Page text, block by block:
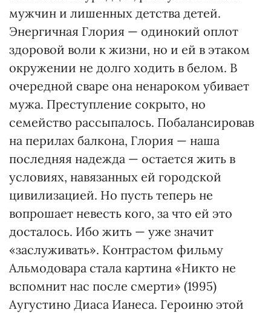
мужчин и лишенных детства детей.
Энергичная Глория — одинокий оплот
здоровой воли к жизни, но и ей в этаком
окружении не долго ходить в белом. В
очередной сваре она ненароком убивает
мужа. Преступление сокрыто, но
семейство рассыпалось. Побалансировав
на перилах балкона, Глория — наша
последняя надежда — остается жить в
условиях, навязанных ей городской
цивилизацией. Но пусть теперь не
вопрошает невесть кого, за что ей это
досталось. Ибо жить — уже значит
«заслуживать». Контрастом фильму
Альмодовара стала картина «Никто не
вспомнит нас после смерти» (1995)
Аугустино Диаса Ианеса. Героиню этой